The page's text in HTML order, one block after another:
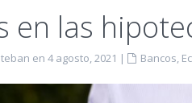
en las
en 4 agosto, 2021 | Bancos,